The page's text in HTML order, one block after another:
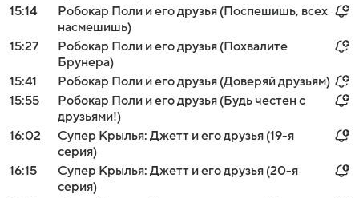
15:14
Робокар Поли и его друзья (Поспешишь, всех
насмешишь)
15:27
Робокар Поли и его друзья (Похвалите
Брунера)
15:41
Робокар Поли и его друзья (Доверяй друзьям)
15:55
Робокар Поли и его друзья (Будь честен с
друзьями!)
16:02
Супер Крылья: Джетт и его друзья (19-я
серия)
16:15
Супер Крылья: Джетт и его друзья (20-я
серия)